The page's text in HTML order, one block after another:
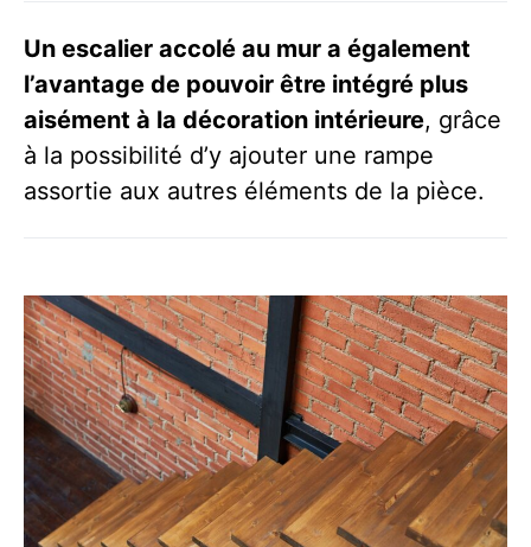
Un escalier accolé au mur a également
l’avantage de pouvoir être intégré plus
aisément à la décoration intérieure, grâce
à la possibilité d’y ajouter une rampe
assortie aux autres éléments de la pièce.